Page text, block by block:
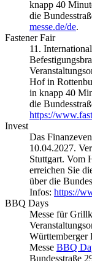
knapp 40
die
messe.de/de.
Fastener Fair
11.
Hof in
in knapp 40
die
https://
Invest
Das
10.04.2027.
Stuttgart. Vom
erreichen Sie
über die
Infos: https://
BBQ Days
Messe für
Württemberger
Messe BBQ
Bundesstraße